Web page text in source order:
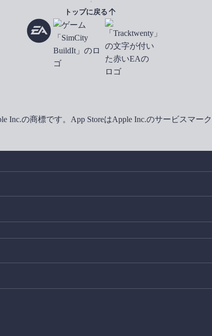
トップに戻る
の商標です。App StoreはApple Inc.のサービスマー